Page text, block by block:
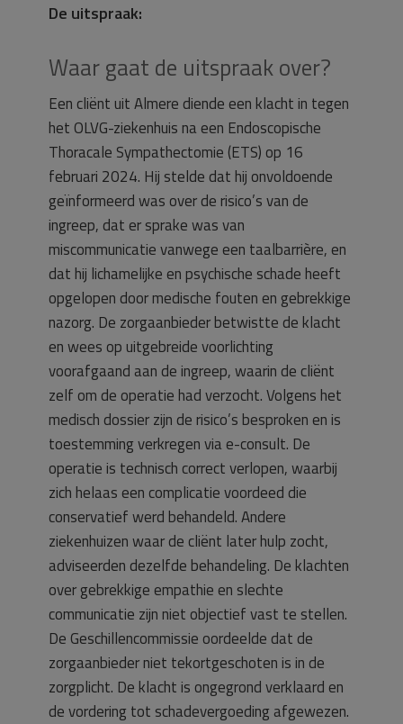
De uitspraak:
Waar gaat de uitspraak over?
Een cliënt uit Almere diende een klacht in tegen
het OLVG-ziekenhuis na een Endoscopische
Thoracale Sympathectomie (ETS) op 16
februari 2024. Hij stelde dat hij onvoldoende
geïnformeerd was over de risico’s van de
ingreep, dat er sprake was van
miscommunicatie vanwege een taalbarrière, en
dat hij lichamelijke en psychische schade heeft
opgelopen door medische fouten en gebrekkige
nazorg. De zorgaanbieder betwistte de klacht
en wees op uitgebreide voorlichting
voorafgaand aan de ingreep, waarin de cliënt
zelf om de operatie had verzocht. Volgens het
medisch dossier zijn de risico’s besproken en is
toestemming verkregen via e-consult. De
operatie is technisch correct verlopen, waarbij
zich helaas een complicatie voordeed die
conservatief werd behandeld. Andere
ziekenhuizen waar de cliënt later hulp zocht,
adviseerden dezelfde behandeling. De klachten
over gebrekkige empathie en slechte
communicatie zijn niet objectief vast te stellen.
De Geschillencommissie oordeelde dat de
zorgaanbieder niet tekortgeschoten is in de
zorgplicht. De klacht is ongegrond verklaard en
de vordering tot schadevergoeding afgewezen.